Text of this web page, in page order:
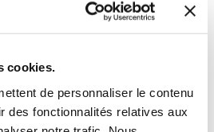
cookies.
de personnaliser le contenu
des fonctionnalités relatives aux